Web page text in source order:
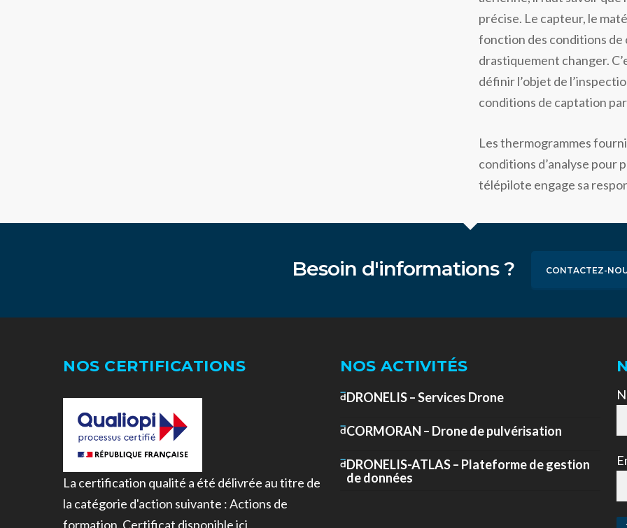
précise. Le capteur, le
fonction des conditions
drastiquement changer.
définir l’objet de
conditions de captation
Les thermogrammes
conditions d’analyse pour
télépilote engage sa
Besoin d'informations ? CONTACTEZ-
NOS CERTIFICATIONS
La certification qualité a été délivrée au titre de
la catégorie d'action suivante : Actions de
formation. Certificat disponible ici
NOS ACTIVITÉS
DRONELIS – Services Drone
CORMORAN – Drone de pulvérisation
DRONELIS-ATLAS – Plateforme de gestion
de données